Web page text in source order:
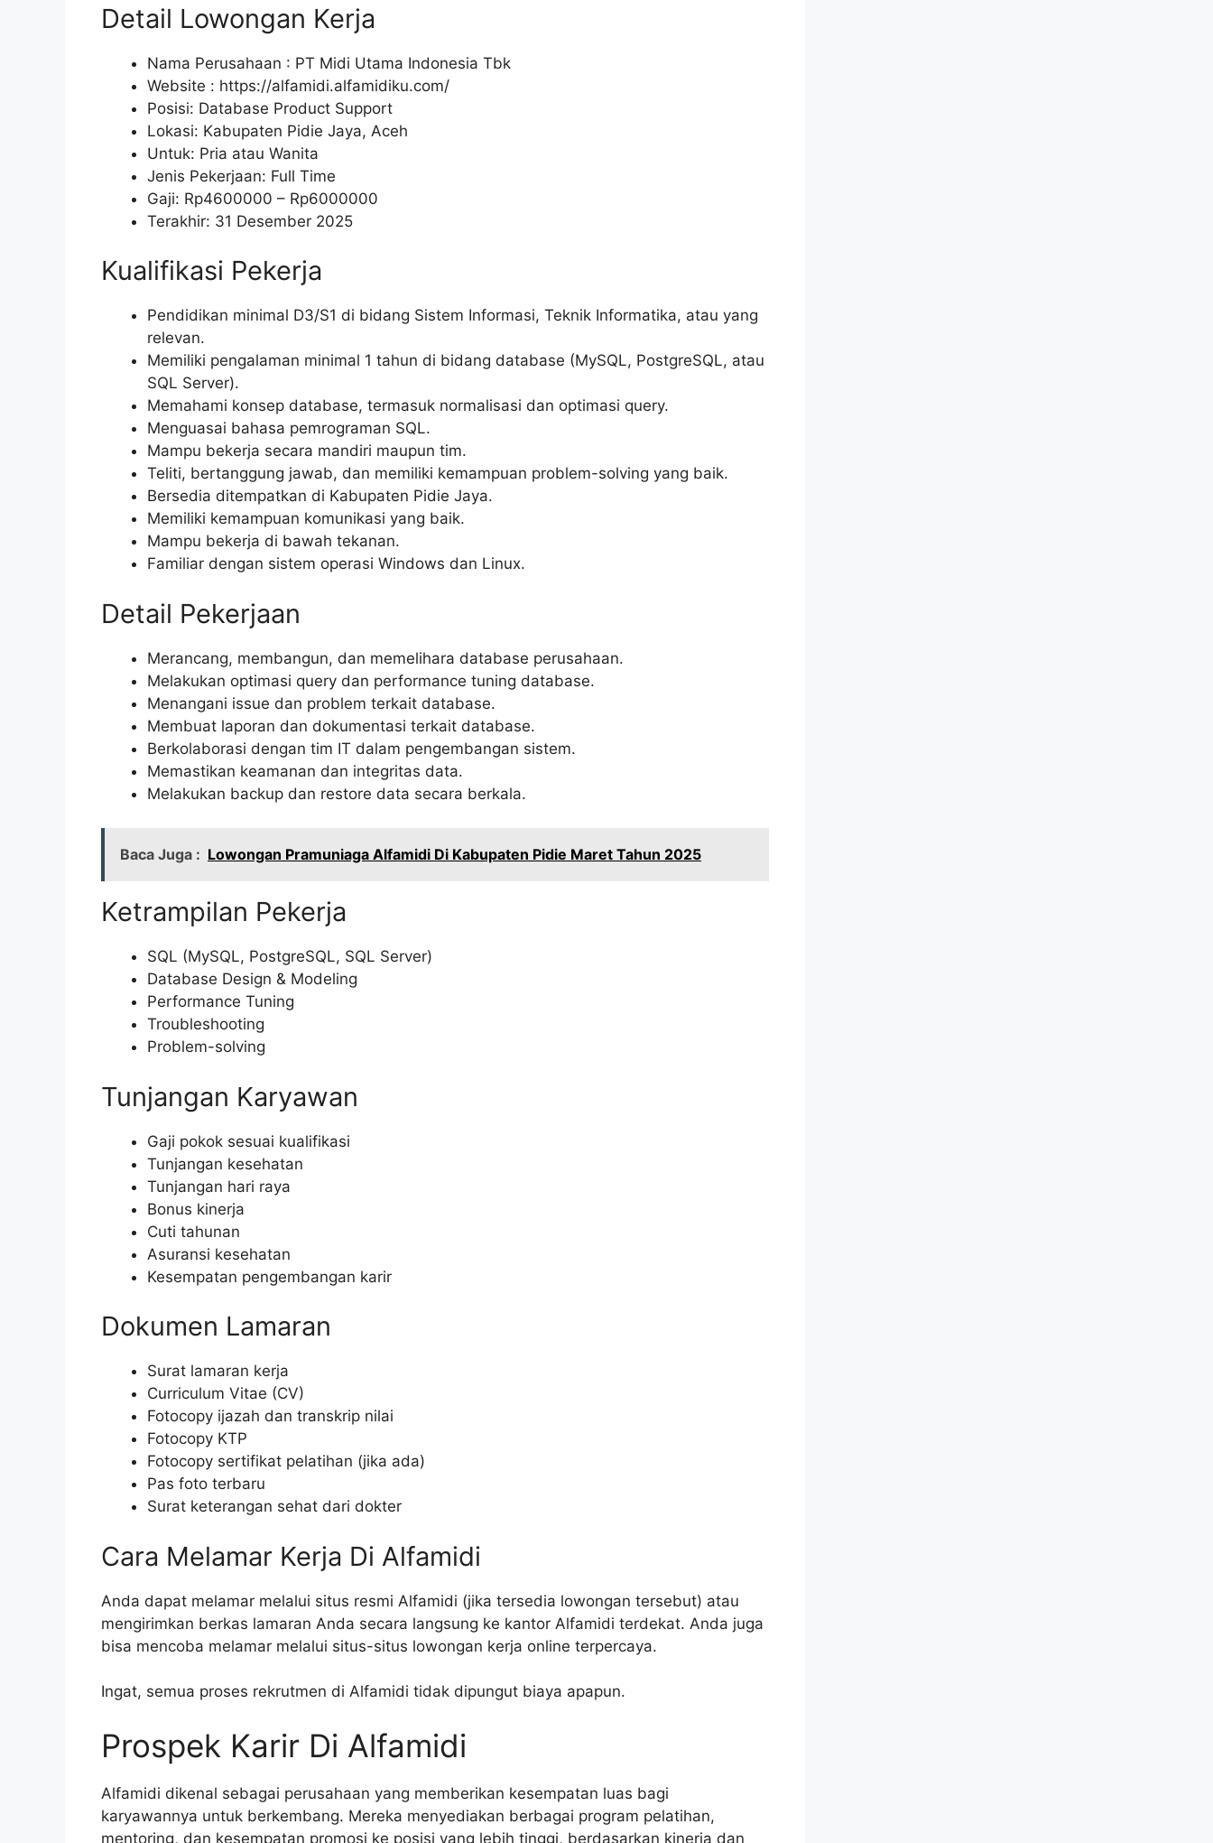
Detail Lowongan Kerja
Nama Perusahaan : PT Midi Utama Indonesia Tbk
Website : https://alfamidi.alfamidiku.com/
Posisi: Database Product Support
Lokasi: Kabupaten Pidie Jaya, Aceh
Untuk: Pria atau Wanita
Jenis Pekerjaan: Full Time
Gaji: Rp4600000 – Rp6000000
Terakhir: 31 Desember 2025
Kualifikasi Pekerja
Pendidikan minimal D3/S1 di bidang Sistem Informasi, Teknik Informatika, atau yang
relevan.
Memiliki pengalaman minimal 1 tahun di bidang database (MySQL, PostgreSQL, atau
SQL Server).
Memahami konsep database, termasuk normalisasi dan optimasi query.
Menguasai bahasa pemrograman SQL.
Mampu bekerja secara mandiri maupun tim.
Teliti, bertanggung jawab, dan memiliki kemampuan problem-solving yang baik.
Bersedia ditempatkan di Kabupaten Pidie Jaya.
Memiliki kemampuan komunikasi yang baik.
Mampu bekerja di bawah tekanan.
Familiar dengan sistem operasi Windows dan Linux.
Detail Pekerjaan
Merancang, membangun, dan memelihara database perusahaan.
Melakukan optimasi query dan performance tuning database.
Menangani issue dan problem terkait database.
Membuat laporan dan dokumentasi terkait database.
Berkolaborasi dengan tim IT dalam pengembangan sistem.
Memastikan keamanan dan integritas data.
Melakukan backup dan restore data secara berkala.
Baca Juga : Lowongan Pramuniaga Alfamidi Di Kabupaten Pidie Maret Tahun 2025
Ketrampilan Pekerja
SQL (MySQL, PostgreSQL, SQL Server)
Database Design & Modeling
Performance Tuning
Troubleshooting
Problem-solving
Tunjangan Karyawan
Gaji pokok sesuai kualifikasi
Tunjangan kesehatan
Tunjangan hari raya
Bonus kinerja
Cuti tahunan
Asuransi kesehatan
Kesempatan pengembangan karir
Dokumen Lamaran
Surat lamaran kerja
Curriculum Vitae (CV)
Fotocopy ijazah dan transkrip nilai
Fotocopy KTP
Fotocopy sertifikat pelatihan (jika ada)
Pas foto terbaru
Surat keterangan sehat dari dokter
Cara Melamar Kerja Di Alfamidi
Anda dapat melamar melalui situs resmi Alfamidi (jika tersedia lowongan tersebut) atau
mengirimkan berkas lamaran Anda secara langsung ke kantor Alfamidi terdekat. Anda juga
bisa mencoba melamar melalui situs-situs lowongan kerja online terpercaya.
Ingat, semua proses rekrutmen di Alfamidi tidak dipungut biaya apapun.
Prospek Karir Di Alfamidi
Alfamidi dikenal sebagai perusahaan yang memberikan kesempatan luas bagi
karyawannya untuk berkembang. Mereka menyediakan berbagai program pelatihan,
mentoring, dan kesempatan promosi ke posisi yang lebih tinggi, berdasarkan kinerja dan